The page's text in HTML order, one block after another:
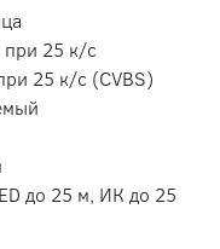
25 к/c
25 к/с (CVBS)
до 25 м, ИК до 25